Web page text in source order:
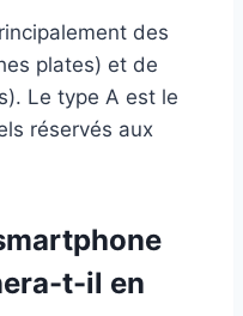
des
plates) et de
Le type A est le
réservés aux
t-il en